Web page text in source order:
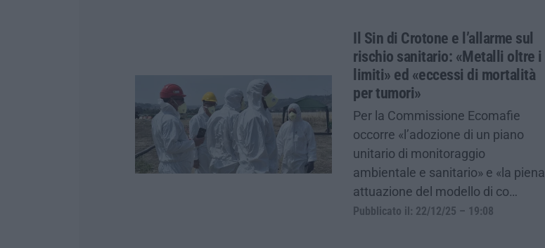
Il Sin di Crotone e l’allarme sul
rischio sanitario: «Metalli oltre i
limiti» ed «eccessi di mortalità
per tumori»
Per la Commissione Ecomafie
occorre «l’adozione di un piano
unitario di monitoraggio
ambientale e sanitario» e «la piena
attuazione del modello di co…
Pubblicato il: 22/12/25 – 19:08